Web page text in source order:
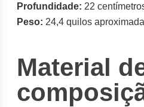
Profundidade: 22
Peso: 24,4 quilos
Material